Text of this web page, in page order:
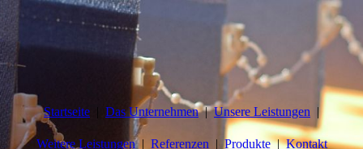
Startseite Das Unternehmen Unsere Leistungen
Weitere Leistungen Referenzen Produkte Kontakt